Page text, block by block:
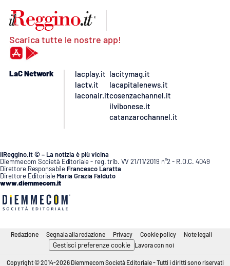
Scarica tutte le nostre app!
LaC Network
lacplay.it
lactv.it
laconair.it
lacitymag.it
lacapitalenews.it
cosenzachannel.it
ilvibonese.it
catanzarochannel.it
ilReggino.it © – La notizia è più vicina
Diemmecom Società Editoriale - reg. trib. VV 21/11/2019 n°2 - R.O.C. 4049
Direttore Responsabile Francesco Laratta
Direttore Editoriale Maria Grazia Falduto
www.diemmecom.it
Redazione Segnala alla redazione Privacy Cookie policy Note legali
Gestisci preferenze cookie Lavora con noi
Copyright © 2014-2026 Diemmecom Società Editoriale - Tutti i diritti sono riservati